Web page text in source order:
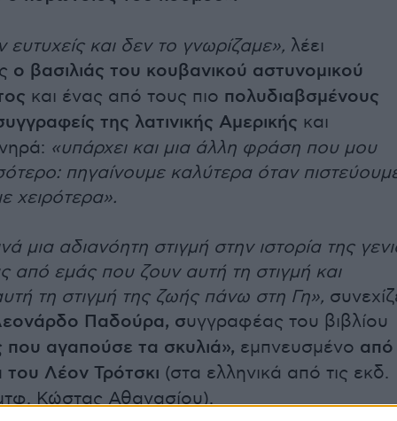
ευτυχείς και δεν το γνωρίζαμε», λέει
ο βασιλιάς του κουβανικού αστυνομικού
και ένας από τους πιο πολυδιαβσμένους
της λατινικής Αμερικής και
«υπάρχει και μια άλλη φράση που μου
πηγαίνουμε καλύτερα όταν
χειρότερα».
μια αδιανόητη στιγμή στην ιστορία της
από εμάς που ζουν αυτή τη στιγμή και
τη στιγμή της ζωής πάνω στη Γη»,
Παδούρα, συγγραφέας του βιβλίου
αγαπούσε τα σκυλιά», εμπνευσμένο από
Λέον Τρότσκι (στα ελληνικά από τις εκδ.
Κώστας Αθανασίου).